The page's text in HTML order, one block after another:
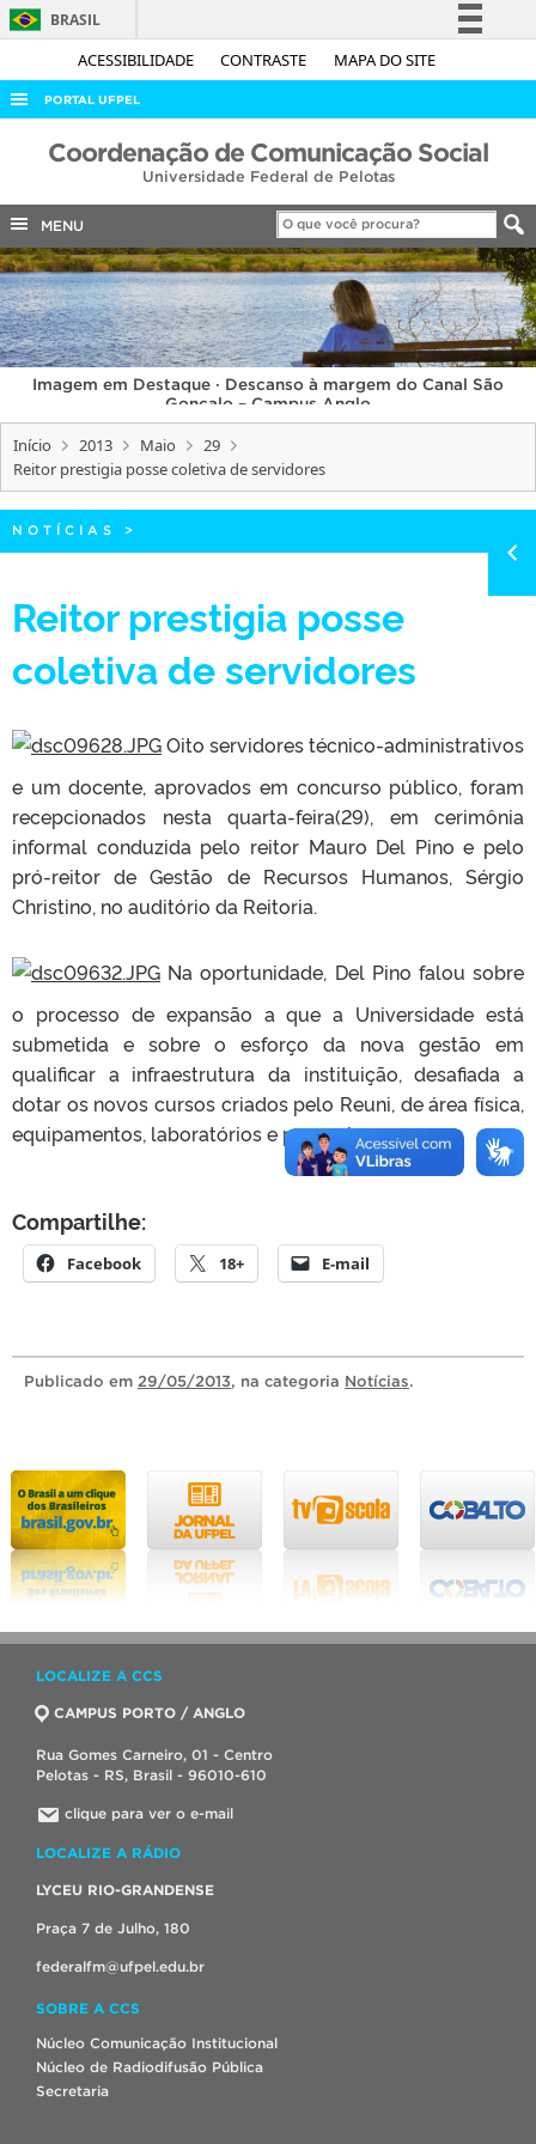
ACESSIBILIDADE CONTRASTE MAPA DO SITE
BRASIL
Simplifique!
Acesso à informação
Legislação
Canais
PORTAL UFPEL
ACESSO À INFORMAÇÃO
COBALTO
CONCURSOS
EDITAIS
INTERNACIONAL
OUVIDORIA
PORTARIAS
TELEFONES
Coordenação de Comunicação Social
Universidade Federal de Pelotas
MENU
Imagem em Destaque · Descanso à margem do Canal São
Gonçalo – Campus Anglo
Início 2013 Maio
29
Reitor prestigia posse coletiva de servidores
NOTÍCIAS >
Reitor prestigia posse
coletiva de servidores
Oito servidores técnico-administrativos
e um docente, aprovados em concurso público, foram
recepcionados nesta quarta-feira(29), em cerimônia
informal conduzida pelo reitor Mauro Del Pino e pelo
pró-reitor de Gestão de Recursos Humanos, Sérgio
Christino, no auditório da Reitoria.
Na oportunidade, Del Pino falou sobre
o processo de expansão a que a Universidade está
submetida e sobre o esforço da nova gestão em
qualificar a infraestrutura da instituição, desafiada a
dotar os novos cursos criados pelo Reuni, de área física,
equipamentos, laboratórios e pessoal.
Compartilhe:
Facebook 18+ E-mail
Publicado em 29/05/2013, na categoria Notícias.
LOCALIZE A CCS
CAMPUS PORTO / ANGLO
Rua Gomes Carneiro, 01 - Centro
Pelotas - RS, Brasil - 96010-610
clique para ver o e-mail
LOCALIZE A RÁDIO
LYCEU RIO-GRANDENSE
Praça 7 de Julho, 180
federalfm@ufpel.edu.br
SOBRE A CCS
Núcleo Comunicação Institucional
Núcleo de Radiodifusão Pública
Secretaria